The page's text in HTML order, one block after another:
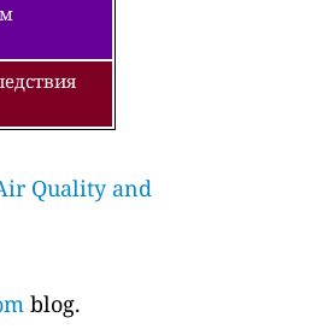
Quality and
blog.